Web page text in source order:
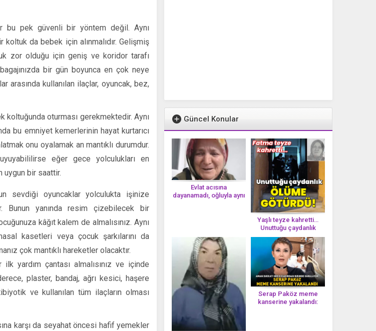
bu pek güvenli bir yöntem değil. Aynı
da bebek için alınmalıdır. Gelişmiş
zor olduğu için geniş ve koridor tarafı
bir gün boyunca en çok neye
arasında kullanılan ilaçlar, oyuncak, bez,
oturması gerekmektedir. Aynı
bu emniyet kemerlerinin hayat kurtarıcı
onu oyalamak an mantıklı durumdur.
eğer gece yolculukları en
uygun bir saattir.
sevdiği oyuncaklar yolculukta işinize
Bunun yanında resim çizebilecek bir
kâğıt kalem de almalısınız. Aynı
kasetleri veya çocuk şarkılarını da
çok mantıklı hareketler olacaktır.
ilk yardım çantası almalısınız ve içinde
plaster, bandaj, ağrı kesici, haşere
ve kullanılan tüm ilaçların olması
karşı da seyahat öncesi hafif yemekler
Güncel Konular
Evlat acısına
dayanamadı, oğluyla aynı
Yaşlı teyze kahretti…
Unuttuğu çaydanlık
öl*üme götürdü!
Serap Paköz meme
kanserine yakalandı: